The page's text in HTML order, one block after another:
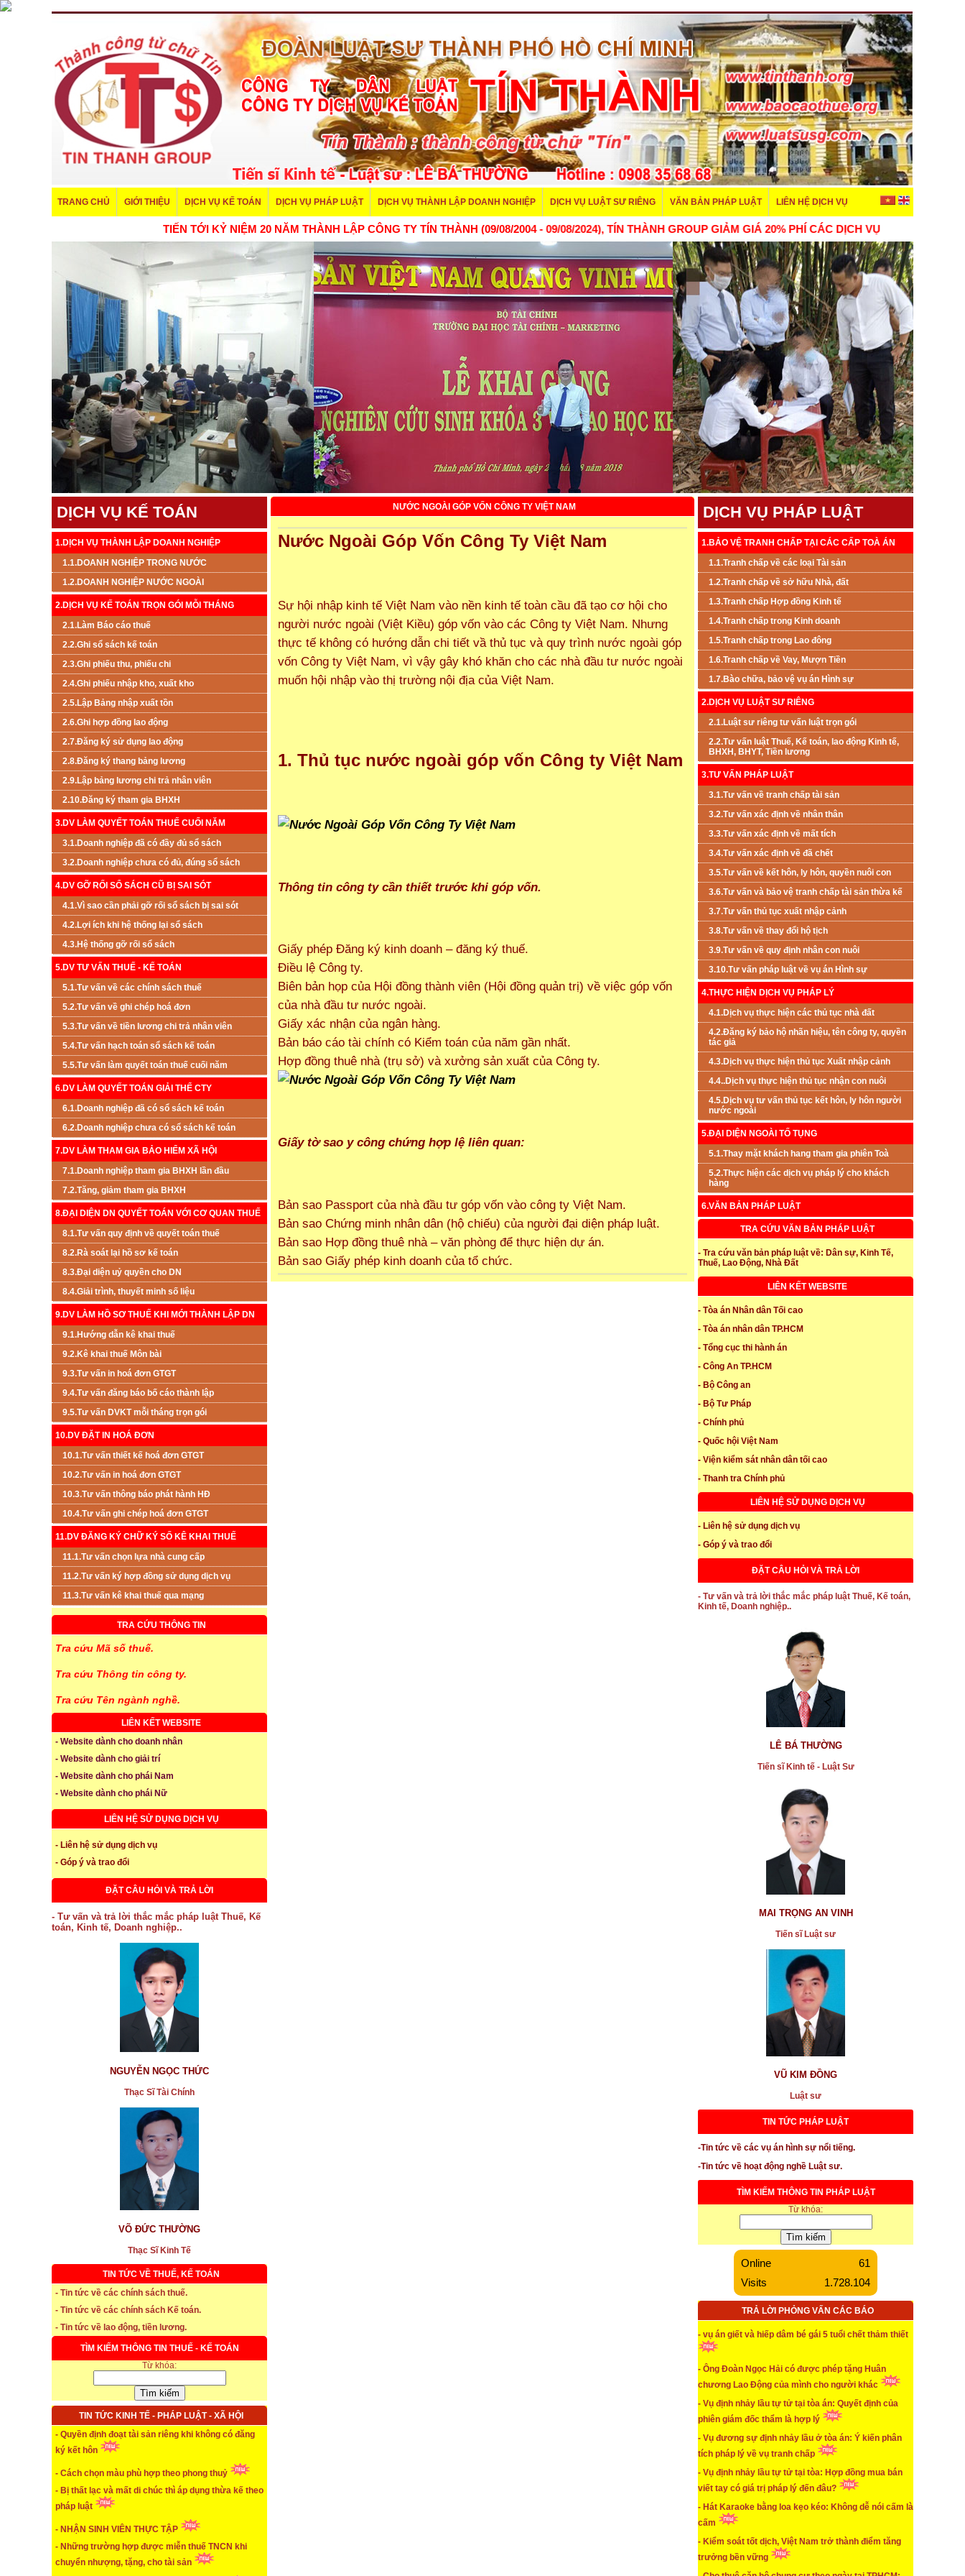
TRANG CHỦ GIỚI THIỆU DỊCH VỤ KẾ TOÁN DỊCH VỤ PHÁP LUẬT DỊCH VỤ THÀNH LẬP DOANH NGHIỆP DỊCH VỤ LUẬT SƯ RIÊNG VĂN BẢN PHÁP LUẬT LIÊN HỆ DỊCH VỤ
TIẾN TỚI KỶ NIỆM 20 NĂM THÀNH LẬP CÔNG TY TÍN THÀNH (09/08/2004 - 09/08/2024), TÍN THÀNH GROUP GIẢM GIÁ 20% PHÍ CÁC DỊCH VỤ
DỊCH VỤ KẾ TOÁN
1.DỊCH VỤ THÀNH LẬP DOANH NGHIỆP
1.1.DOANH NGHIỆP TRONG NƯỚC
1.2.DOANH NGHIỆP NƯỚC NGOÀI
2.DỊCH VỤ KẾ TOÁN TRỌN GÓI MỖI THÁNG
2.1.Làm Báo cáo thuế
2.2.Ghi sổ sách kế toán
2.3.Ghi phiếu thu, phiếu chi
2.4.Ghi phiếu nhập kho, xuất kho
2.5.Lập Bảng nhập xuất tồn
2.6.Ghi hợp đồng lao động
2.7.Đăng ký sử dụng lao động
2.8.Đăng ký thang bảng lương
2.9.Lập bảng lương chi trả nhân viên
2.10.Đăng ký tham gia BHXH
3.DV LÀM QUYẾT TOÁN THUẾ CUỐI NĂM
3.1.Doanh nghiệp đã có đầy đủ sổ sách
3.2.Doanh nghiệp chưa có đủ, đúng sổ sách
4.DV GỠ RỐI SỔ SÁCH CŨ BỊ SAI SÓT
4.1.Vì sao cần phải gỡ rối sổ sách bị sai sót
4.2.Lợi ích khi hệ thống lại sổ sách
4.3.Hệ thống gỡ rối sổ sách
5.DV TƯ VẤN THUẾ - KẾ TOÁN
5.1.Tư vấn về các chính sách thuế
5.2.Tư vấn về ghi chép hoá đơn
5.3.Tư vấn về tiền lương chi trả nhân viên
5.4.Tư vấn hạch toán sổ sách kế toán
5.5.Tư vấn làm quyết toán thuế cuối năm
6.DV LÀM QUYẾT TOÁN GIẢI THỂ CTY
6.1.Doanh nghiệp đã có sổ sách kế toán
6.2.Doanh nghiệp chưa có sổ sách kế toán
7.DV LÀM THAM GIA BẢO HIỂM XÃ HỘI
7.1.Doanh nghiệp tham gia BHXH lần đầu
7.2.Tăng, giảm tham gia BHXH
8.ĐẠI DIỆN DN QUYẾT TOÁN VỚI CƠ QUAN THUẾ
8.1.Tư vấn quy định về quyết toán thuế
8.2.Rà soát lại hồ sơ kế toán
8.3.Đại diện uỷ quyền cho DN
8.4.Giải trình, thuyết minh số liệu
9.DV LÀM HỒ SƠ THUẾ KHI MỚI THÀNH LẬP DN
9.1.Hướng dẫn kê khai thuế
9.2.Kê khai thuế Môn bài
9.3.Tư vấn in hoá đơn GTGT
9.4.Tư vấn đăng báo bố cáo thành lập
9.5.Tư vấn DVKT mỗi tháng trọn gói
10.DV ĐẶT IN HOÁ ĐƠN
10.1.Tư vấn thiết kế hoá đơn GTGT
10.2.Tư vấn in hoá đơn GTGT
10.3.Tư vấn thông báo phát hành HĐ
10.4.Tư vấn ghi chép hoá đơn GTGT
11.DV ĐĂNG KÝ CHỮ KÝ SỐ KÊ KHAI THUẾ
11.1.Tư vấn chọn lựa nhà cung cấp
11.2.Tư vấn ký hợp đồng sử dụng dịch vụ
11.3.Tư vấn kê khai thuế qua mạng
TRA CỨU THÔNG TIN
Tra cứu Mã số thuế.
Tra cứu Thông tin công ty.
Tra cứu Tên ngành nghề.
LIÊN KẾT WEBSITE
- Website dành cho doanh nhân
- Website dành cho giải trí
- Website dành cho phái Nam
- Website dành cho phái Nữ
LIÊN HỆ SỬ DỤNG DỊCH VỤ
- Liên hệ sử dụng dịch vụ
- Góp ý và trao đổi
ĐẶT CÂU HỎI VÀ TRẢ LỜI
- Tư vấn và trả lời thắc mắc pháp luật Thuế, Kế
toán, Kinh tế, Doanh nghiệp..
NGUYỄN NGỌC THỨC
Thạc Sĩ Tài Chính
VÕ ĐỨC THƯỜNG
Thạc Sĩ Kinh Tế
TIN TỨC VỀ THUẾ, KẾ TOÁN
- Tin tức về các chính sách thuế.
- Tin tức về các chính sách Kế toán.
- Tin tức về lao động, tiền lương.
TÌM KIẾM THÔNG TIN THUẾ - KẾ TOÁN
Từ khóa:
TIN TỨC KINH TẾ - PHÁP LUẬT - XÃ HỘI
- Quyền định đoạt tài sản riêng khi không có đăng
ký kết hôn
- Cách chọn màu phù hợp theo phong thuỷ
- Bị thất lạc và mất di chúc thì áp dụng thừa kế theo
pháp luật
- NHẬN SINH VIÊN THỰC TẬP
- Những trường hợp được miễn thuế TNCN khi
chuyển nhượng, tặng, cho tài sản
* Thời hạn đăng ký bảo hiểm thất nghiệp
...xem chi tiết
* Thời hiệu xử phạt trong xây dựng
* NHẬN SINH VIÊN THỰC TẬP
...xem chi tiết
...xem chi tiết
* TUYỂN DỤNG KẾ TOÁN (thường xuyên)
...xem chi tiết
* Cách chọn màu phù hợp theo phong thuỷ
NƯỚC NGOÀI GÓP VỐN CÔNG TY VIỆT NAM
Nước Ngoài Góp Vốn Công Ty Việt Nam
Sự hội nhập kinh tế Việt Nam vào nền kinh tế toàn cầu đã tạo cơ hội cho
người nước ngoài (Việt Kiều) góp vốn vào các Công ty Việt Nam. Nhưng
thực tế không có hướng dẫn chi tiết vầ thủ tục và quy trình nước ngoài góp
vốn Công ty Việt Nam, vì vậy gây khó khăn cho các nhà đầu tư nước ngoài
muốn hội nhập vào thị trường nội địa của Việt Nam.
1. Thủ tục nước ngoài góp vốn Công ty Việt Nam
Thông tin công ty cần thiết trước khi góp vốn.
Giấy phép Đăng ký kinh doanh – đăng ký thuế.
Điều lệ Công ty.
Biên bản họp của Hội đồng thành viên (Hội đồng quản trị) về việc góp vốn
của nhà đầu tư nước ngoài.
Giấy xác nhận của ngân hàng.
Bản báo cáo tài chính có Kiểm toán của năm gần nhất.
Hợp đồng thuê nhà (trụ sở) và xưởng sản xuất của Công ty.
Giấy tờ sao y công chứng hợp lệ liên quan:
Bản sao Passport của nhà đầu tư góp vốn vào công ty Việt Nam.
Bản sao Chứng minh nhân dân (hộ chiếu) của người đại diện pháp luật.
Bản sao Hợp đồng thuê nhà – văn phòng để thực hiện dự án.
Bản sao Giấy phép kinh doanh của tổ chức.
DỊCH VỤ PHÁP LUẬT
1.BẢO VỆ TRANH CHẤP TẠI CÁC CẤP TOÀ ÁN
1.1.Tranh chấp về các loại Tài sản
1.2.Tranh chấp về sở hữu Nhà, đất
1.3.Tranh chấp Hợp đồng Kinh tế
1.4.Tranh chấp trong Kinh doanh
1.5.Tranh chấp trong Lao đông
1.6.Tranh chấp về Vay, Mượn Tiền
1.7.Bào chữa, bảo vệ vụ án Hình sự
2.DỊCH VỤ LUẬT SƯ RIÊNG
2.1.Luật sư riêng tư vấn luật trọn gói
2.2.Tư vấn luật Thuế, Kế toán, lao động Kinh tế,
BHXH, BHYT, Tiền lương
3.TƯ VẤN PHÁP LUẬT
3.1.Tư vấn về tranh chấp tài sản
3.2.Tư vấn xác định về nhân thân
3.3.Tư vấn xác định về mất tích
3.4.Tư vấn xác định về đã chết
3.5.Tư vấn về kết hôn, ly hôn, quyền nuôi con
3.6.Tư vấn và bảo vệ tranh chấp tài sản thừa kế
3.7.Tư vấn thủ tục xuất nhập cảnh
3.8.Tư vấn về thay đổi hộ tịch
3.9.Tư vấn về quy định nhân con nuôi
3.10.Tư vấn pháp luật về vụ án Hình sự
4.THỰC HIỆN DỊCH VỤ PHÁP LÝ
4.1.Dịch vụ thực hiện các thủ tục nhà đất
4.2.Đăng ký bảo hộ nhãn hiệu, tên công ty, quyền
tác giả
4.3.Dịch vụ thực hiện thủ tục Xuất nhập cảnh
4.4..Dịch vụ thực hiện thủ tục nhận con nuôi
4.5.Dịch vụ tư vấn thủ tục kết hôn, ly hôn người
nước ngoài
5.ĐẠI DIỆN NGOÀI TỐ TỤNG
5.1.Thay mặt khách hang tham gia phiên Toà
5.2.Thực hiện các dịch vụ pháp lý cho khách
hàng
6.VĂN BẢN PHÁP LUẬT
TRA CỨU VĂN BẢN PHÁP LUẬT
- Tra cứu văn bản pháp luật về: Dân sự, Kinh Tế,
Thuế, Lao Động, Nhà Đất
LIÊN KẾT WEBSITE
- Tòa án Nhân dân Tối cao
- Tòa án nhân dân TP.HCM
- Tổng cục thi hành án
- Công An TP.HCM
- Bộ Công an
- Bộ Tư Pháp
- Chính phủ
- Quốc hội Việt Nam
- Viện kiểm sát nhân dân tối cao
- Thanh tra Chính phủ
LIÊN HỆ SỬ DỤNG DỊCH VỤ
- Liên hệ sử dụng dịch vụ
- Góp ý và trao đổi
ĐẶT CÂU HỎI VÀ TRẢ LỜI
- Tư vấn và trả lời thắc mắc pháp luật Thuế, Kế toán,
Kinh tế, Doanh nghiệp..
LÊ BÁ THƯỜNG
Tiến sĩ Kinh tế - Luật Sư
MAI TRỌNG AN VINH
Tiến sĩ Luật sư
VŨ KIM ĐỒNG
Luật sư
TIN TỨC PHÁP LUẬT
-Tin tức về các vụ án hình sự nổi tiếng.
-Tin tức về hoạt động nghề Luật sư.
TÌM KIẾM THÔNG TIN PHÁP LUẬT
Từ khóa:
Online
61
Visits
1.728.104
TRẢ LỜI PHỎNG VẤN CÁC BÁO
- vụ án giết và hiếp dâm bé gái 5 tuổi chết thảm thiết
- Ông Đoàn Ngọc Hải có được phép tặng Huân
chương Lao Động của mình cho người khác
- Vụ định nhảy lầu tự tử tại tòa án: Quyết định của
phiên giám đốc thẩm là hợp lý
- Vụ đương sự định nhảy lầu ở tòa án: Ý kiến phân
tích pháp lý về vụ tranh chấp
- Vụ định nhảy lầu tự tử tại tòa: Hợp đồng mua bán
viết tay có giá trị pháp lý đến đâu?
- Hát Karaoke bằng loa kẹo kéo: Không dễ nói cấm là
cấm
- Kiểm soát tốt dịch, Việt Nam trở thành điểm tăng
trưởng bền vững
* Nên “THIẾN HOÁ HỌC” yêu râu xanh phạm tội xâm
hại tình dục với trẻ em
* Bất động sản là miếng bánh ngon
* Bị xử lý hành chính, hình sự việc cố ý tiết lộ thông
* Nhà sản xuất kinh doanh về khẩu trang y tế không
nên chỉ kiếm lợi nhuận
* Cho thuê căn hộ chung cư theo ngày tại TPHCM:
Luật cấm nhưng thực tiễn “buông”
* Vụ ông Phước nhảy lầu tự tử chết ở toà án Bình
vừa có nồng độ cồn lại còn bỏ chạy khỏi hiện trường
* vụ án Pharma bán thuốc giả đang xét xử, kêu oan,
bị ép cung
* Hành vi hủy hoại môi trường nghiêm trọng có thể bị
xử lý hình sự
* Kiểm soát tốt dịch, Việt Nam trở thành điểm tăng
trưởng bền vững
...xem chi tiết
* Không phải cứ mua bảo hiểm TNDS đều sẽ được
bồi thường khi gây tai nạn
* Tiếp tục trả lời phỏng vấn về vụ án Pharma khi xuất
hiện tình tiết mới
...xem chi tiết
* Khi lãi suất tiền gửi ngân hàng giảm, bất động sản
đang giá ảo thì đầu tư chứng khoán là kênh hấp dẫn
* Đơn giản hoá thủ tục hành chính trong thời gian
đầu lập thành phố Thủ Đức
* Người chết vẫn ký hợp đồng thuê nhà